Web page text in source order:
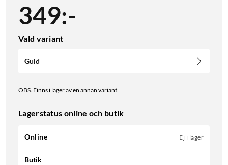
349:-
Vald variant
Guld
OBS. Finns i lager av en annan variant.
Lagerstatus online och butik
Online Ej i lager
Butik